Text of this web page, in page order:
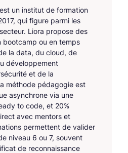
un institut de formation
qui figure parmi les
Liora propose des
bootcamp ou en temps
la data, du cloud, de
développement
et de la
méthode pédagogie est
asynchrone via une
to code, et 20%
avec mentors et
permettent de valider
niveau 6 ou 7, souvent
de reconnaissance